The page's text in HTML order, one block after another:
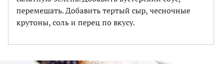
перемешать. Добавить тертый сыр, чесночные
крутоны, соль и перец по вкусу.